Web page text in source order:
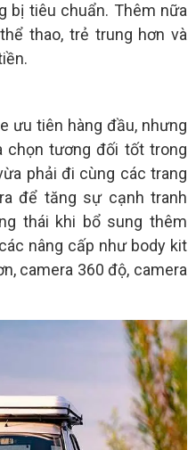
bị tiêu chuẩn. Thêm nữa
thao, trẻ trung hơn và
ưu tiên hàng đầu, nhưng
chọn tương đối tốt trong
phải đi cùng các trang
để tăng sự cạnh tranh
thái khi bổ sung thêm
nâng cấp như body kit
camera 360 độ, camera